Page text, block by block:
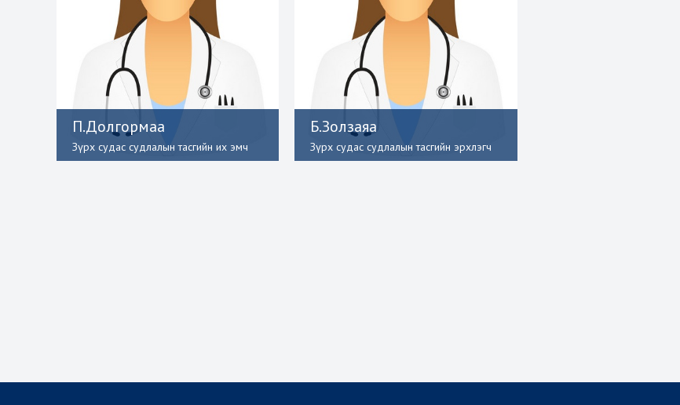
П.Долгормаа
Зүрх судас судлалын тасгийн их эмч
Б.Золзаяа
Зүрх судас судлалын тасгийн эрхлэгч